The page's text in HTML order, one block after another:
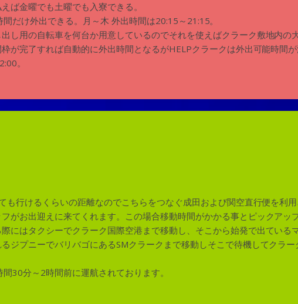
ば金曜でも土曜でも入寮できる。
だけ外出できる。月～木 外出時間は20:15～21:15。
し用の自転車を何台か用意しているのでそれを使えばクラーク敷地内の
が完了すれば自動的に外出時間となるがHELPクラークは外出可能時間
。
行けるくらいの距離なのでこちらをつなぐ成田および関空直行便を利
がお出迎えに来てくれます。この場合移動時間がかかる事とピックアッ
にはタクシーでクラーク国際空港まで移動し、そこから始発で出ている
ジプニーでバリバゴにあるSMクラークまで移動しそこで待機してクラ
30分～2時間前に運航されております。